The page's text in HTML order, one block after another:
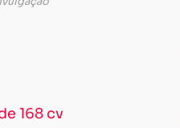
168 cv